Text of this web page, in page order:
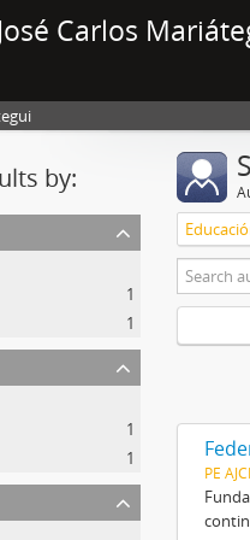
Carlos
by:
1
1
1
1
PE